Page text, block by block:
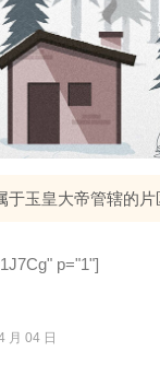
于玉皇大帝管辖的片
p="1"]
月 04 日